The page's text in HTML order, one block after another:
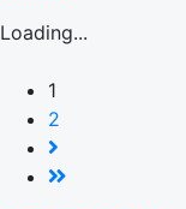
Loading...
1
2